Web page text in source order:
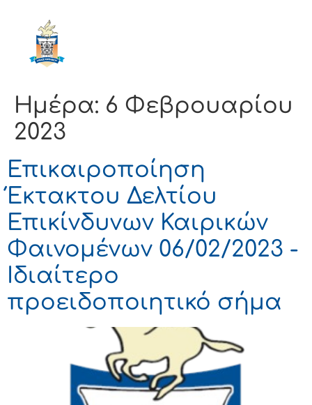
Ημέρα: 6 Φεβρουαρίου
2023
Επικαιροποίηση
Έκτακτου Δελτίου
Επικίνδυνων Καιρικών
Φαινομένων 06/02/2023 -
Ιδιαίτερο
προειδοποιητικό σήμα